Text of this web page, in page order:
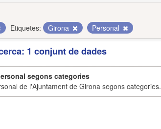
Etiquetes: Girona Personal
1 conjunt de dades
segons categories
de l'Ajuntament de Girona segons categories.